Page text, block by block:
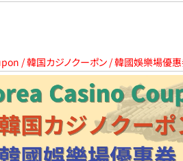
/ 韓国カジノクーポン / 韓國娛樂場優